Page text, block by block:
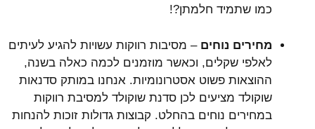
כמו שתמיד חלמתן?!
מחירים נוחים – מסיבות רווקות עשויות להגיע לעיתים
לאלפי שקלים, וכאשר מוזמנים לכמה כאלה בשנה,
ההוצאות פשוט אסטרונומיות. אנחנו במותק סדנאות
שוקולד מציעים לכן סדנת שוקולד למסיבת רווקות
במחירים נוחים בהחלט. קבוצות גדולות זוכות להנחות